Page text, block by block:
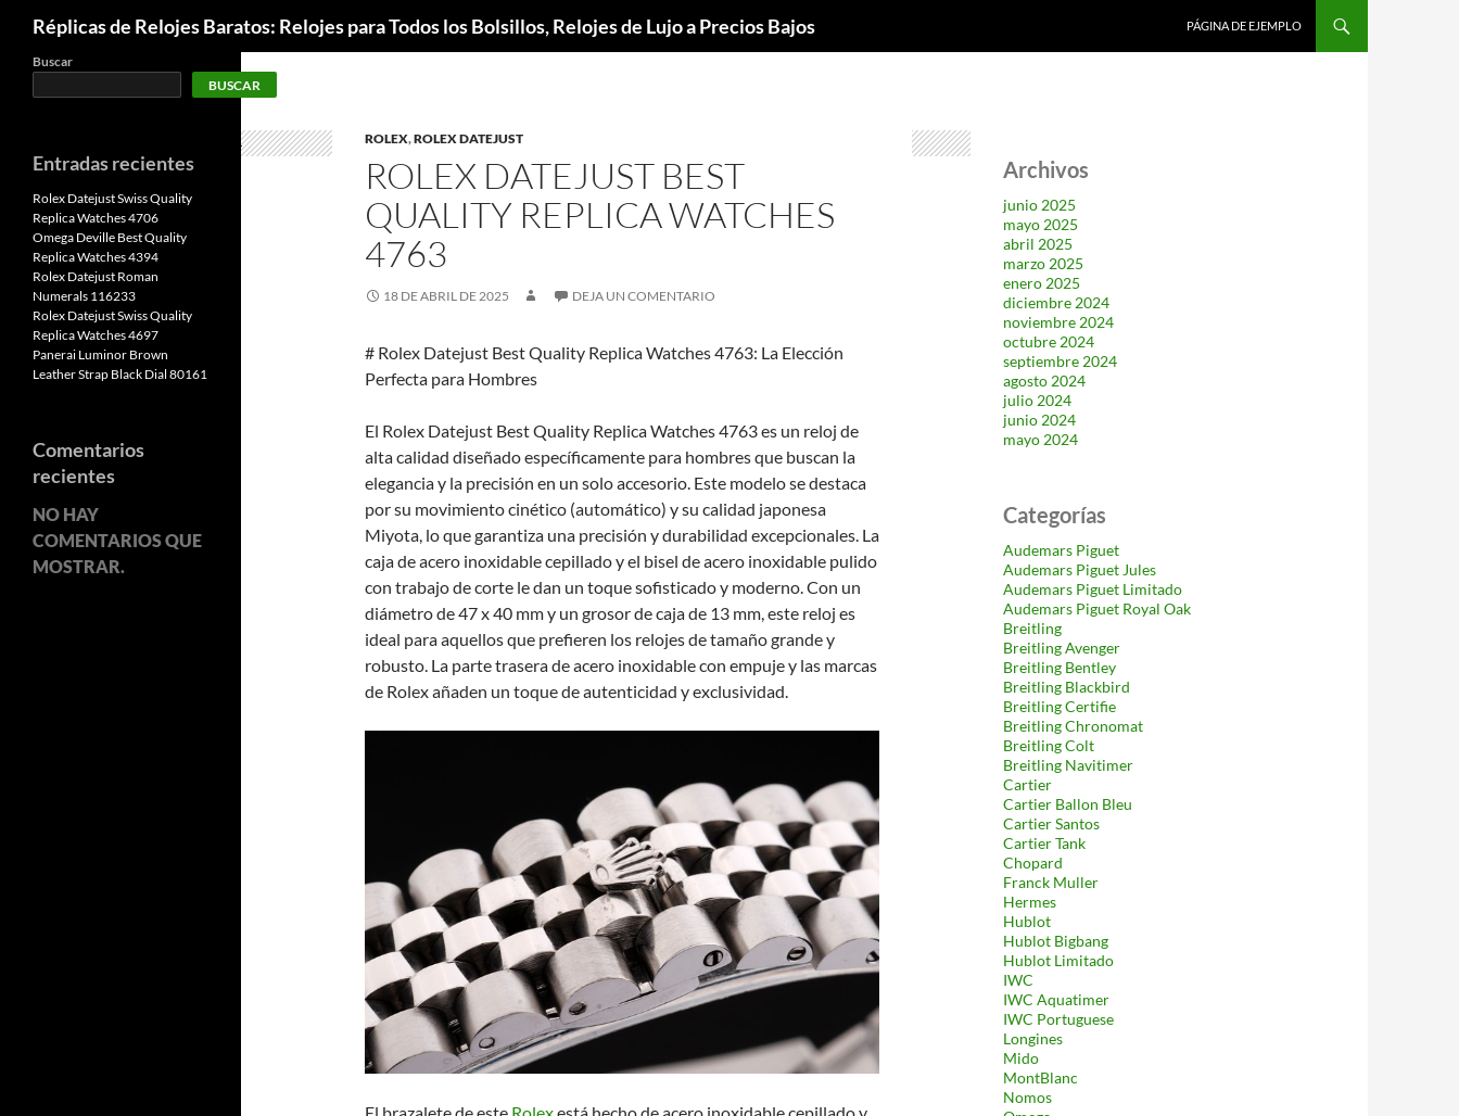
Réplicas de Relojes Baratos: Relojes para Todos los Bolsillos, Relojes de Lujo a Precios Bajos
PÁGINA DE EJEMPLO
ROLEX,ROLEX DATEJUST
ROLEX DATEJUST BEST
QUALITY REPLICA WATCHES
4763
18 DE ABRIL DE 2025 DEJA UN COMENTARIO
# Rolex Datejust Best Quality Replica Watches 4763: La Elección
Perfecta para Hombres
El Rolex Datejust Best Quality Replica Watches 4763 es un reloj de
alta calidad diseñado específicamente para hombres que buscan la
elegancia y la precisión en un solo accesorio. Este modelo se destaca
por su movimiento cinético (automático) y su calidad japonesa
Miyota, lo que garantiza una precisión y durabilidad excepcionales. La
caja de acero inoxidable cepillado y el bisel de acero inoxidable pulido
con trabajo de corte le dan un toque sofisticado y moderno. Con un
diámetro de 47 x 40 mm y un grosor de caja de 13 mm, este reloj es
ideal para aquellos que prefieren los relojes de tamaño grande y
robusto. La parte trasera de acero inoxidable con empuje y las marcas
de Rolex añaden un toque de autenticidad y exclusividad.
Archivos
junio 2025
mayo 2025
abril 2025
marzo 2025
enero 2025
diciembre 2024
noviembre 2024
octubre 2024
septiembre 2024
agosto 2024
julio 2024
junio 2024
mayo 2024
Categorías
Audemars Piguet
Audemars Piguet Jules
Audemars Piguet Limitado
Audemars Piguet Royal Oak
Breitling
Breitling Avenger
Breitling Bentley
Breitling Blackbird
Breitling Certifie
Breitling Chronomat
Breitling Colt
Breitling Navitimer
Cartier
Cartier Ballon Bleu
Cartier Santos
Cartier Tank
Chopard
Franck Muller
Hermes
Hublot
Hublot Bigbang
Hublot Limitado
IWC
IWC Aquatimer
IWC Portuguese
Longines
Mido
MontBlanc
Nomos
Buscar
BUSCAR
Entradas recientes
Rolex Datejust Swiss Quality
Replica Watches 4706
Omega Deville Best Quality
Replica Watches 4394
Rolex Datejust Roman
Numerals 116233
Rolex Datejust Swiss Quality
Replica Watches 4697
Panerai Luminor Brown
Leather Strap Black Dial 80161
Comentarios
recientes
NO HAY
COMENTARIOS QUE
MOSTRAR.